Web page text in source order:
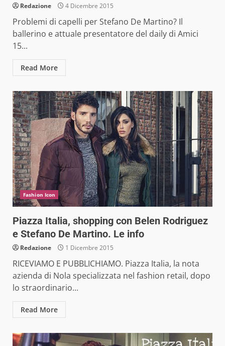
Redazione 4 Dicembre 2015
Problemi di capelli per Stefano De Martino? Il
ballerino e attuale presentatore del daily di Amici
15...
Read More
Fashion Icon
Piazza Italia, shopping con Belen Rodriguez
e Stefano De Martino. Le info
Redazione 1 Dicembre 2015
RICEVIAMO E PUBBLICHIAMO. Piazza Italia, la nota
azienda di Nola specializzata nel fashion retail, dopo
lo straordinario...
Read More